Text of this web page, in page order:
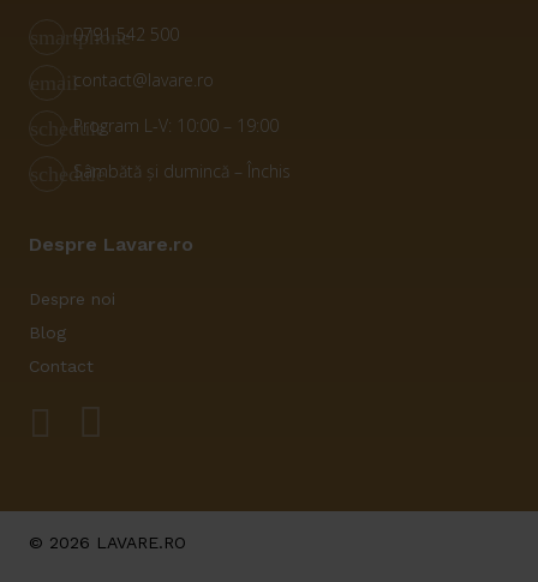
smartphone
0791 542 500
emailcontact@lavare.ro
scheduleProgram L-V: 10:00 – 19:00
scheduleSâmbătă și dumincă – Închis
Despre Lavare.ro
Despre noi
Blog
Contact
© 2026 LAVARE.RO